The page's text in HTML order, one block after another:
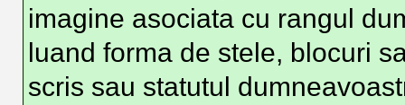
imagine asociata cu rangul
luand forma de stele, blocuri
scris sau statutul